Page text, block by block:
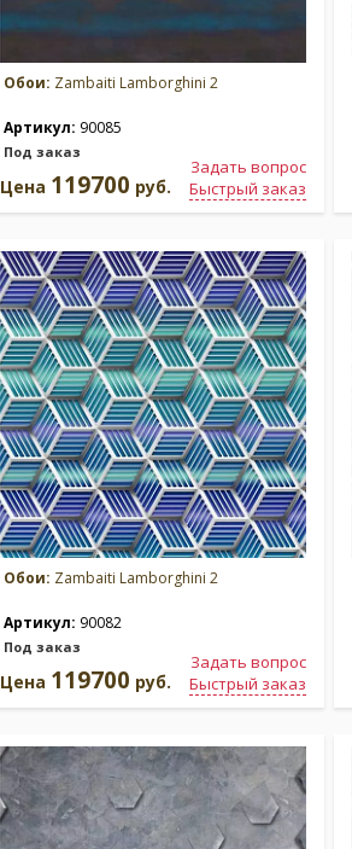
Обои: Zambaiti Lamborghini 2
Артикул: 90085
Под заказ
Задать вопрос
Быстрый заказ
Цена 119700 руб.
Обои: Zambaiti Lamborghini 2
Артикул: 90082
Под заказ
Задать вопрос
Быстрый заказ
Цена 119700 руб.